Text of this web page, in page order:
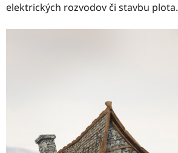
elektrických rozvodov či stavbu plota.